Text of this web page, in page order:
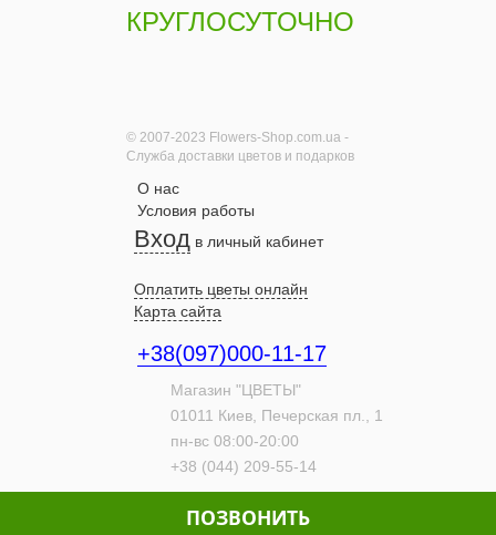
Купить
Корзинка орхидей
2550 грн.
Купить
Букет хризантем
"Артист"
1510 грн.
КРУГЛОСУТОЧНО
© 2007-2023 Flowers-Shop.com.ua -
Служба доставки цветов и подарков
О нас
Условия работы
Вход в личный кабинет
Оплатить цветы онлайн
Карта сайта
+38(097)000-11-17
Магазин "ЦВЕТЫ"
01011 Киев, Печерская пл., 1
пн-вс 08:00-20:00
+38 (044) 209-55-14
ПОЗВОНИТЬ